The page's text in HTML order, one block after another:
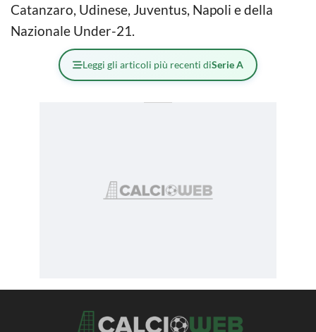
Catanzaro, Udinese, Juventus, Napoli e della
Nazionale Under-21.
Leggi gli articoli più recenti diSerie A